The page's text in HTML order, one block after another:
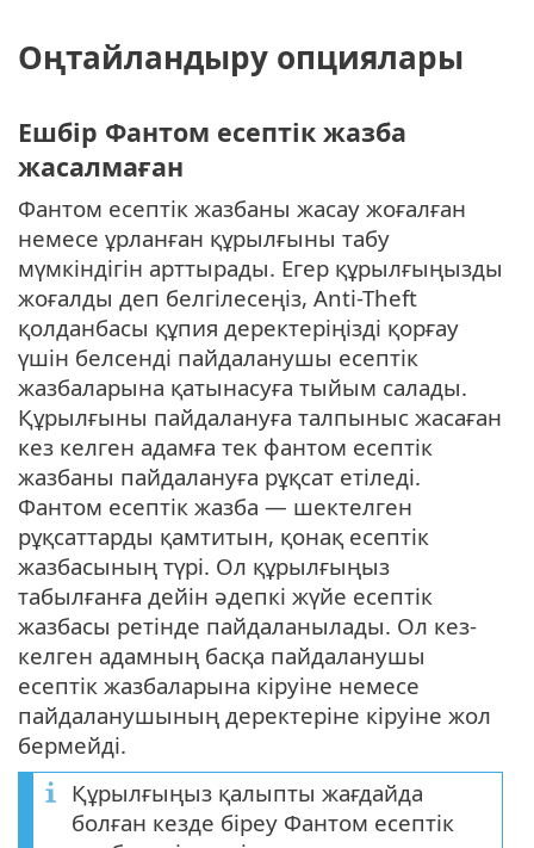
Оңтайландыру опциялары
Ешбір Фантом есептік жазба
жасалмаған
Фантом есептік жазбаны жасау жоғалған
немесе ұрланған құрылғыны табу
мүмкіндігін арттырады. Егер құрылғыңызды
жоғалды деп белгілесеңіз, Anti-Theft
қолданбасы құпия деректеріңізді қорғау
үшін белсенді пайдаланушы есептік
жазбаларына қатынасуға тыйым салады.
Құрылғыны пайдалануға талпыныс жасаған
кез келген адамға тек фантом есептік
жазбаны пайдалануға рұқсат етіледі.
Фантом есептік жазба — шектелген
рұқсаттарды қамтитын, қонақ есептік
жазбасының түрі. Ол құрылғыңыз
табылғанға дейін әдепкі жүйе есептік
жазбасы ретінде пайдаланылады. Ол кез-
келген адамның басқа пайдаланушы
есептік жазбаларына кіруіне немесе
пайдаланушының деректеріне кіруіне жол
бермейді.
Құрылғыңыз қалыпты жағдайда
болған кезде біреу Фантом есептік